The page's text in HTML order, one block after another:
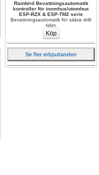
Rainbird Bevattningsautomatik
kontroller för inomhus/utomhus
ESP-RZX & ESP-TM2 serie
Bevattningsautomatik för säkra drift
tider.
Se fler erbjudanden